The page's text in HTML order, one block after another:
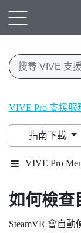
VIVE Pro 支援服
指南下載
VIVE Pro
如何檢查
SteamVR 會自動